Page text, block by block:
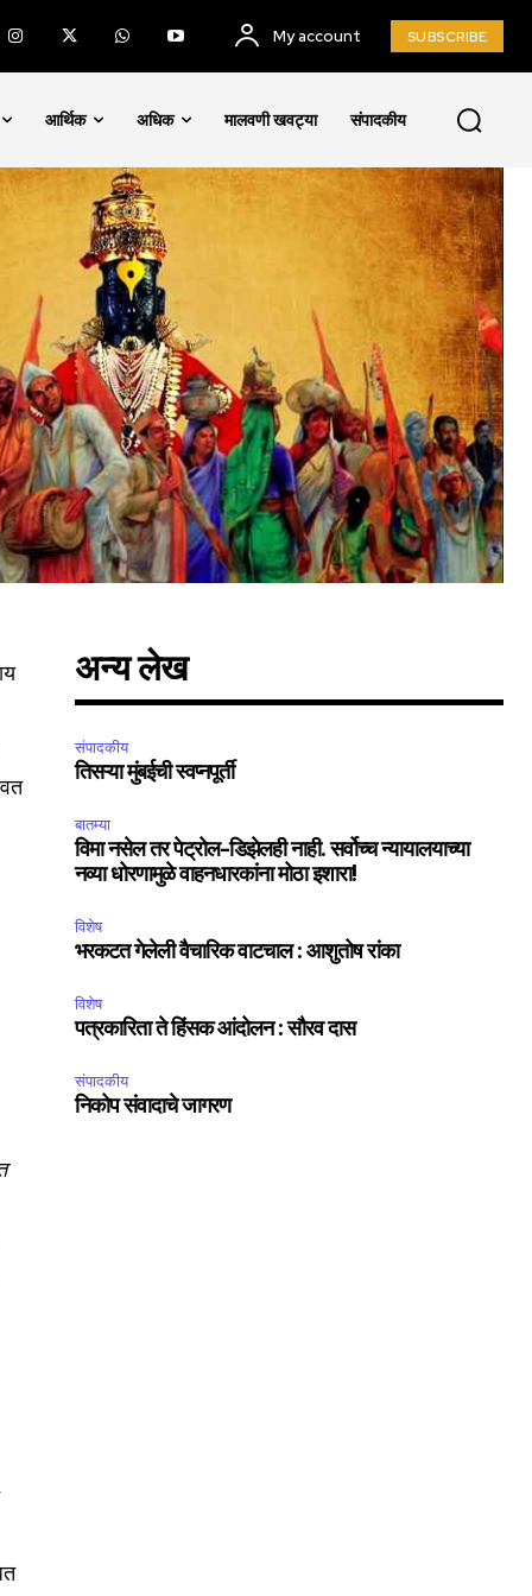
My account SUBSCRIBE
आर्थिक अधिक मालवणी खवट्या संपादकीय
अन्य लेख
संपादकीय
तिसऱ्या मुंबईची स्वप्नपूर्ती
बातम्या
विमा नसेल तर पेट्रोल-डिझेलही नाही. सर्वोच्च न्यायालयाच्या
नव्या धोरणामुळे वाहनधारकांना मोठा इशारा!
विशेष
भरकटत गेलेली वैचारिक वाटचाल : आशुतोष रांका
विशेष
पत्रकारिता ते हिंसक आंदोलन : सौरव दास
संपादकीय
निकोप संवादाचे जागरण